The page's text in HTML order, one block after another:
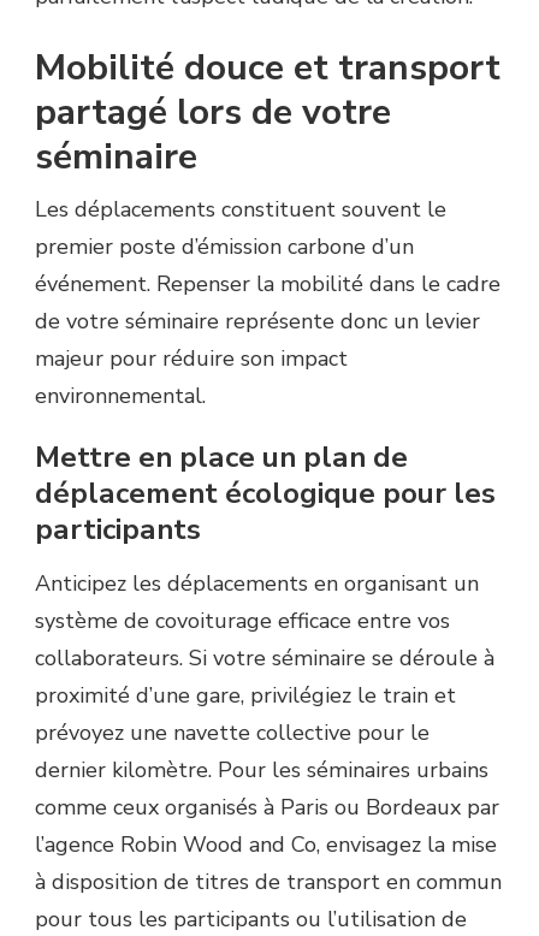
Mobilité douce et transport
partagé lors de votre
séminaire
Les déplacements constituent souvent le
premier poste d’émission carbone d’un
événement. Repenser la mobilité dans le cadre
de votre séminaire représente donc un levier
majeur pour réduire son impact
environnemental.
Mettre en place un plan de
déplacement écologique pour les
participants
Anticipez les déplacements en organisant un
système de covoiturage efficace entre vos
collaborateurs. Si votre séminaire se déroule à
proximité d’une gare, privilégiez le train et
prévoyez une navette collective pour le
dernier kilomètre. Pour les séminaires urbains
comme ceux organisés à Paris ou Bordeaux par
l’agence Robin Wood and Co, envisagez la mise
à disposition de titres de transport en commun
pour tous les participants ou l’utilisation de